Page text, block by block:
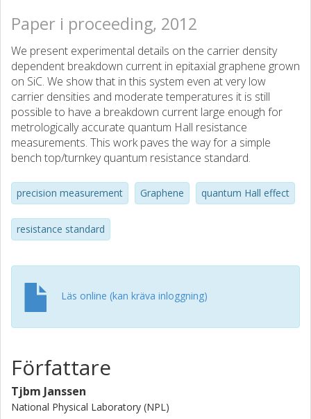
Paper i proceeding, 2012
We present experimental details on the carrier density
dependent breakdown current in epitaxial graphene grown
on SiC. We show that in this system even at very low
carrier densities and moderate temperatures it is still
possible to have a breakdown current large enough for
metrologically accurate quantum Hall resistance
measurements. This work paves the way for a simple
bench top/turnkey quantum resistance standard.
precision measurement Graphene quantum Hall effect
resistance standard
Läs online (kan kräva inloggning)
Författare
Tjbm Janssen
National Physical Laboratory (NPL)